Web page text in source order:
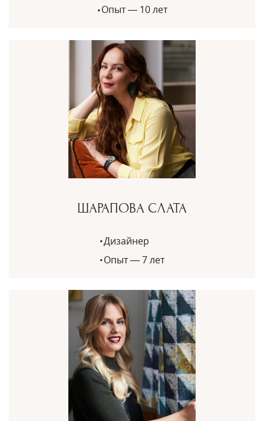
Опыт — 10 лет
ШАРАПОВА СЛАТА
Дизайнер
Опыт — 7 лет